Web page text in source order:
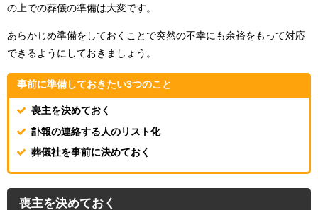
の上での葬儀の準備は大変です。
あらかじめ準備をしておくことで突然の不幸にも余裕をもって対応
できるようにしておきましょう。
事前に準備しておきたい3つのこと
喪主を決めておく
訃報の連絡する人のリスト化
葬儀社を事前に決めておく
喪主を決めておく